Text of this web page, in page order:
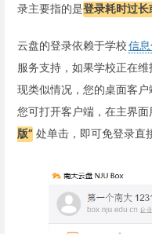
录主要指的是登录耗时过
云盘的登录依赖于学校信
服务支持，如果学校正在
现类似情况，您的桌面客户
您可打开客户端，在主界面
版” 处单击，即可免登录直